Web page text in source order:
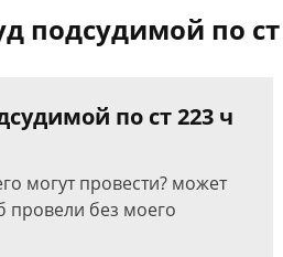
подсудимой по
по ст 223 ч
могут провести? может
провели без моего